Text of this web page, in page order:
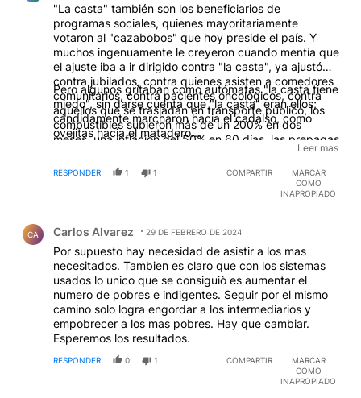
"La casta" también son los beneficiarios de
programas sociales, quienes mayoritariamente
votaron al "cazabobos" que hoy preside el país. Y
muchos ingenuamente le creyeron cuando mentía que
el ajuste iba a ir dirigido contra "la casta", ya ajustó
contra jubilados, contra quienes asisten a comedores
comunitarios, contra pacientes oncológicos, contra
aquellos que se trasladan en transporte público, los
combustibles subieron más de un 200% en dos
meses, una inflación del 50% en 60 días, las prepagas
aumentaron un 150%, disminuyó la cobertura médica
del PAMI, la pobreza subió al 57,4%, aumentaron de
manera exorbitante los alimentos y todos los bienes y
servicios, la obra pública se disminuyó a 0 (es decir
rutas, redes de cloacas...etc), las ventas cayeron un
26% según la Cámara Argentina de Comercio...etc
etc.
Pero algunos gritaban como autómatas "la casta tiene
miedo", sin darse cuenta que "la casta" eran ellos;
cándidamente marcharon hacia el cadalso, como
ovejitas hacia el matadero...
Leer mas
RESPONDER 1 1 COMPARTIR
MARCAR
COMO
INAPROPIADO
CA Carlos Alvarez 29 DE FEBRERO DE 2024
Por supuesto hay necesidad de asistir a los mas
necesitados. Tambien es claro que con los sistemas
usados lo unico que se consiguiò es aumentar el
numero de pobres e indigentes. Seguir por el mismo
camino solo logra engordar a los intermediarios y
empobrecer a los mas pobres. Hay que cambiar.
Esperemos los resultados.
RESPONDER 0 1 COMPARTIR
MARCAR
COMO
INAPROPIADO